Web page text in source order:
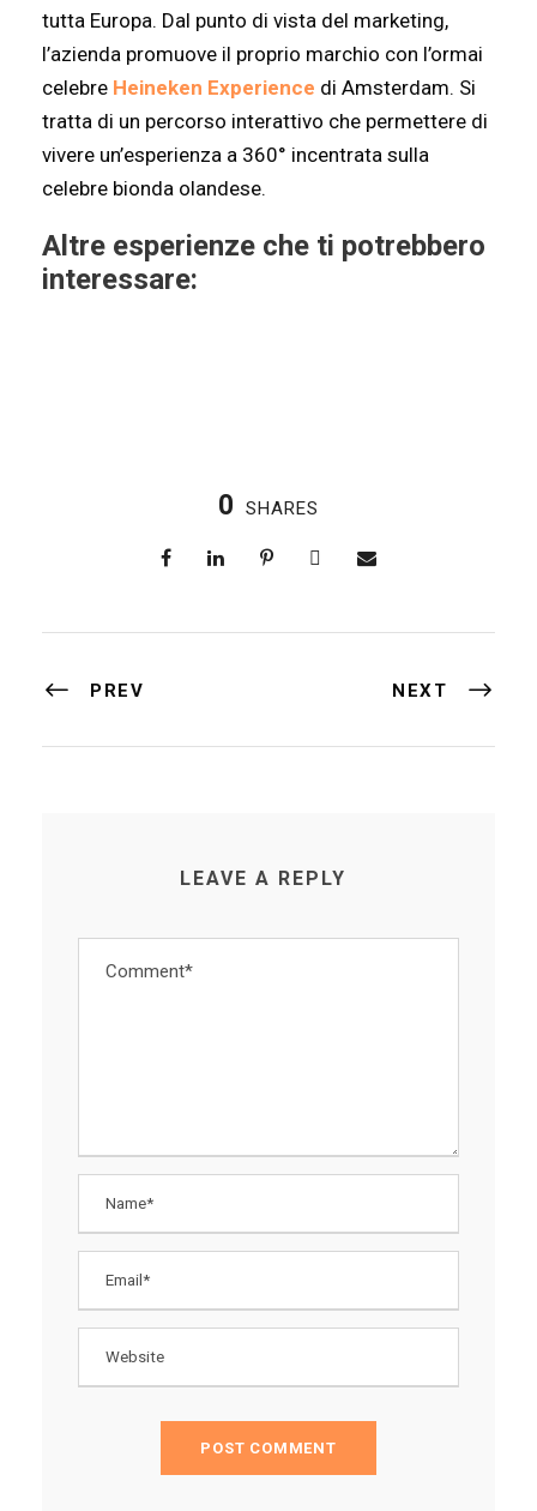
tutta Europa. Dal punto di vista del marketing,
l’azienda promuove il proprio marchio con l’ormai
celebre Heineken Experience di Amsterdam. Si
tratta di un percorso interattivo che permettere di
vivere un’esperienza a 360° incentrata sulla
celebre bionda olandese.
Altre esperienze che ti potrebbero
interessare:
0 SHARES
PREV NEXT
LEAVE A REPLY